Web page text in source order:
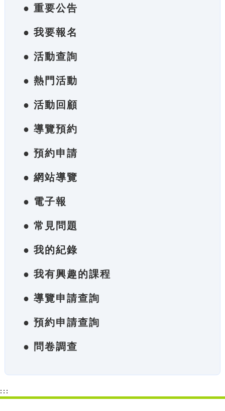
● 重要公告
● 我要報名
● 活動查詢
● 熱門活動
● 活動回顧
● 導覽預約
● 預約申請
● 網站導覽
● 電子報
● 常見問題
● 我的紀錄
● 我有興趣的課程
● 導覽申請查詢
● 預約申請查詢
● 問卷調查
:::